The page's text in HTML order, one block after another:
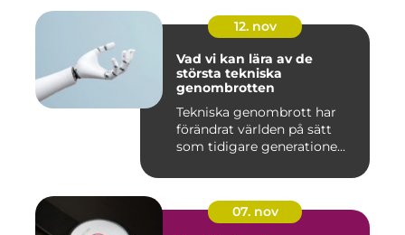
12. nov
Vad vi kan lära av de
största tekniska
genombrotten
Tekniska genombrott har
förändrat världen på sätt
som tidigare generatione...
07. nov